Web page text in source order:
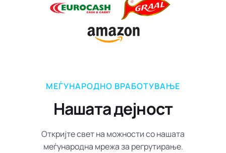
МЕЃУНАРОДНО ВРАБОТУВАЊЕ
Нашата дејност
Откријте свет на можности со нашата
меѓународна мрежа за регрутирање.